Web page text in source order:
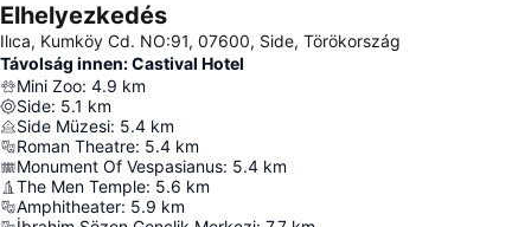
Elhelyezkedés
Ilıca, Kumköy Cd. NO:91, 07600, Side, Törökország
Távolság innen: Castival Hotel
Mini Zoo: 4.9 km
Side: 5.1 km
Side Müzesi: 5.4 km
Roman Theatre: 5.4 km
Monument Of Vespasianus: 5.4 km
The Men Temple: 5.6 km
Amphitheater: 5.9 km